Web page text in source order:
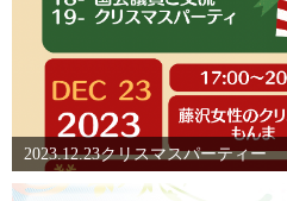
2023.12.23クリスマスパーティー